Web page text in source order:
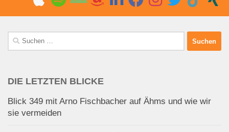
Suchen
nach:
DIE LETZTEN BLICKE
Blick 349 mit Arno Fischbacher auf Ähms und wie wir
sie vermeiden